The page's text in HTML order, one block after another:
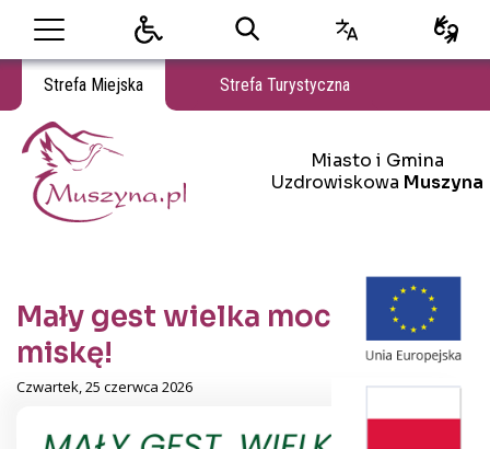
Strefa Miejska Strefa Turystyczna
Miasto i Gmina Uzdrowiskowa Muszyna
Miasto i Gmina
Uzdrowiskowa Muszyna
Miasto i Gmina Uzdrowiskowa Muszyna
Mały gest wielka moc! Wystaw
miskę!
Czwartek, 25 czerwca 2026